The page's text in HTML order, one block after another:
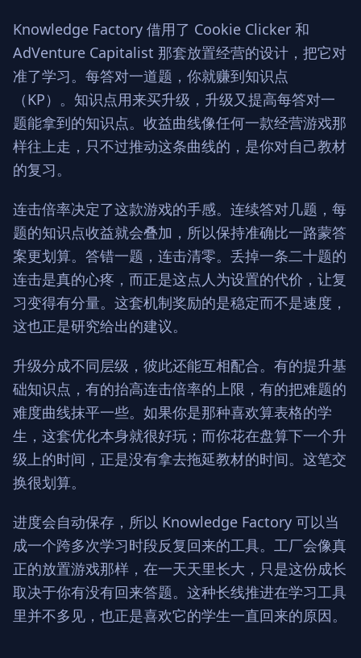
Knowledge Factory 借用了 Cookie Clicker 和
AdVenture Capitalist 那套放置经营的设计，把它对
准了学习。每答对一道题，你就赚到知识点
（KP）。知识点用来买升级，升级又提高每答对一
题能拿到的知识点。收益曲线像任何一款经营游戏那
样往上走，只不过推动这条曲线的，是你对自己教材
的复习。
连击倍率决定了这款游戏的手感。连续答对几题，每
题的知识点收益就会叠加，所以保持准确比一路蒙答
案更划算。答错一题，连击清零。丢掉一条二十题的
连击是真的心疼，而正是这点人为设置的代价，让复
习变得有分量。这套机制奖励的是稳定而不是速度，
这也正是研究给出的建议。
升级分成不同层级，彼此还能互相配合。有的提升基
础知识点，有的抬高连击倍率的上限，有的把难题的
难度曲线抹平一些。如果你是那种喜欢算表格的学
生，这套优化本身就很好玩；而你花在盘算下一个升
级上的时间，正是没有拿去拖延教材的时间。这笔交
换很划算。
进度会自动保存，所以 Knowledge Factory 可以当
成一个跨多次学习时段反复回来的工具。工厂会像真
正的放置游戏那样，在一天天里长大，只是这份成长
取决于你有没有回来答题。这种长线推进在学习工具
里并不多见，也正是喜欢它的学生一直回来的原因。